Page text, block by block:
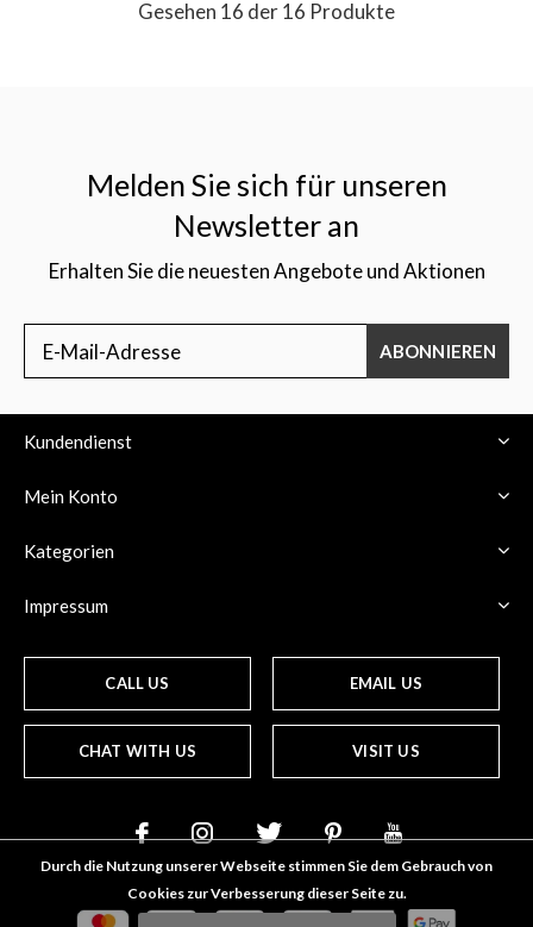
Gesehen 16 der 16 Produkte
Melden Sie sich für unseren
Newsletter an
Erhalten Sie die neuesten Angebote und Aktionen
ABONNIEREN
Kundendienst
Mein Konto
Kategorien
Impressum
CALL US EMAIL US
CHAT WITH US VISIT US
Durch die Nutzung unserer Webseite stimmen Sie dem Gebrauch von
Cookies zur Verbesserung dieser Seite zu.